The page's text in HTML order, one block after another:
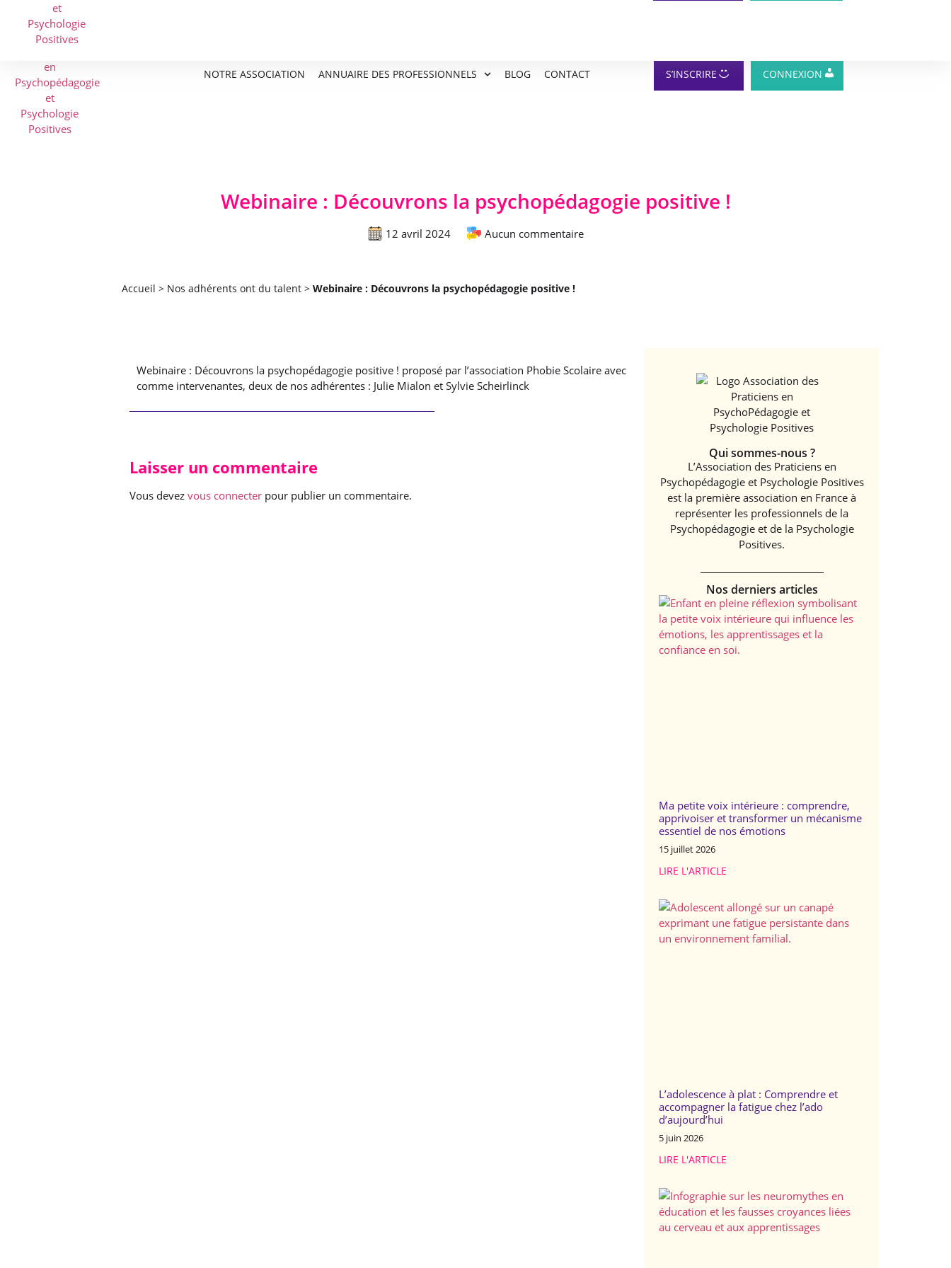
NOTRE ASSOCIATION ANNUAIRE DES PROFESSIONNELS BLOG CONTACT S’INSCRIRE CONNEXION
Webinaire : Découvrons la psychopédagogie positive !
12 avril 2024 Aucun commentaire
Accueil > Nos adhérents ont du talent > Webinaire : Découvrons la psychopédagogie positive !
Qui sommes-nous ?
L’Association des Praticiens en
Psychopédagogie et Psychologie Positives
est la première association en France à
représenter les professionnels de la
Psychopédagogie et de la Psychologie
Positives.
Nos derniers articles
Ma petite voix intérieure : comprendre,
apprivoiser et transformer un mécanisme
essentiel de nos émotions
15 juillet 2026
LIRE L'ARTICLE
L’adolescence à plat : Comprendre et
accompagner la fatigue chez l’ado
d’aujourd’hui
5 juin 2026
LIRE L'ARTICLE
Webinaire : Découvrons la psychopédagogie positive ! proposé par l’association Phobie Scolaire avec
comme intervenantes, deux de nos adhérentes : Julie Mialon et Sylvie Scheirlinck
Laisser un commentaire
Vous devez vous connecterpour publier un commentaire.